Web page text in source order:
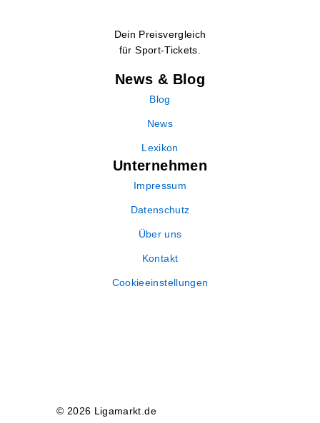
Dein Preisvergleich
für Sport-Tickets.
News & Blog
Blog
News
Lexikon
Unternehmen
Impressum
Datenschutz
Über uns
Kontakt
Cookieeinstellungen
© 2026 Ligamarkt.de